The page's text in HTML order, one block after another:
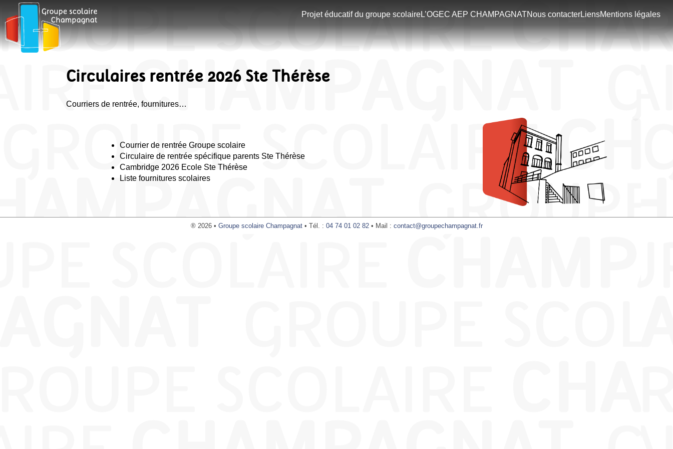
Projet éducatif du groupe scolaireL’OGEC AEP CHAMPAGNATNous contacterLiensMentions légales
Circulaires rentrée 2026 Ste Thérèse
Courriers de rentrée, fournitures…
Courrier de rentrée Groupe scolaire
Circulaire de rentrée spécifique parents Ste Thérèse
Cambridge 2026 Ecole Ste Thérèse
Liste fournitures scolaires
® 2026 • Groupe scolaire Champagnat• Tél. : 04 74 01 02 82• Mail : contact@groupechampagnat.fr